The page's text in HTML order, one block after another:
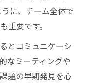
に、チーム全体で
重要です。
とコミュニケーシ
なミーティングや
題の早期発見を心